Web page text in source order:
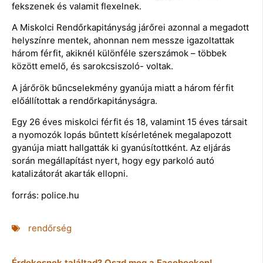
fekszenek és valamit flexelnek.
A Miskolci Rendőrkapitányság járőrei azonnal a megadott
helyszínre mentek, ahonnan nem messze igazoltattak
három férfit, akiknél különféle szerszámok – többek
között emelő, és sarokcsiszoló- voltak.
A járőrök bűncselekmény gyanúja miatt a három férfit
előállítottak a rendőrkapitányságra.
Egy 26 éves miskolci férfit és 18, valamint 15 éves társait
a nyomozók lopás bűntett kísérletének megalapozott
gyanúja miatt hallgatták ki gyanúsítottként. Az eljárás
során megállapítást nyert, hogy egy parkoló autó
katalizátorát akarták ellopni.
forrás: police.hu
rendőrség